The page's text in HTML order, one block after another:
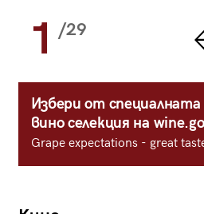
1 /29
Избери от специалната
вино селекция на
Grape expectations - great